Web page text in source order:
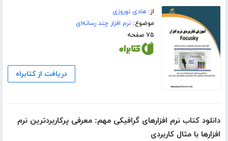
از:هادی نوروزی
موضوع:نرم افزار چند رسانه‌ای
۷۵ صفحه
دریافت از کتابراه
دانلود کتاب نرم افزارهای گرافیکی مهم: معرفی پرکاربردترین نرم
افزارها با مثال کاربردی